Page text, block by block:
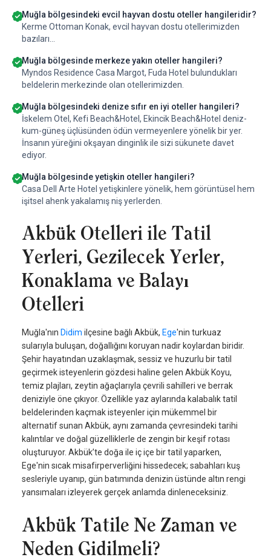
Muğla bölgesindeki evcil hayvan dostu oteller hangileridir?
Kerme Ottoman Konak, evcil hayvan dostu otellerimizden
bazıları...
Muğla bölgesinde merkeze yakın oteller hangileri?
Myndos Residence Casa Margot, Fuda Hotel bulundukları
beldelerin merkezinde olan otellerimizden.
Muğla bölgesindeki denize sıfır en iyi oteller hangileri?
İskelem Otel, Kefi Beach&Hotel, Ekincik Beach&Hotel deniz-
kum-güneş üçlüsünden ödün vermeyenlere yönelik bir yer.
İnsanın yüreğini okşayan dinginlik ile sizi sükunete davet
ediyor.
Muğla bölgesinde yetişkin oteller hangileri?
Casa Dell Arte Hotel yetişkinlere yönelik, hem görüntüsel hem
işitsel ahenk yakalamış niş yerlerden.
Akbük Otelleri ile Tatil
Yerleri, Gezilecek Yerler,
Konaklama ve Balayı
Otelleri
Muğla'nın Didim ilçesine bağlı Akbük, Ege'nin turkuaz
sularıyla buluşan, doğallığını koruyan nadir koylardan biridir.
Şehir hayatından uzaklaşmak, sessiz ve huzurlu bir tatil
geçirmek isteyenlerin gözdesi haline gelen Akbük Koyu,
temiz plajları, zeytin ağaçlarıyla çevrili sahilleri ve berrak
deniziyle öne çıkıyor. Özellikle yaz aylarında kalabalık tatil
beldelerinden kaçmak isteyenler için mükemmel bir
alternatif sunan Akbük, aynı zamanda çevresindeki tarihi
kalıntılar ve doğal güzelliklerle de zengin bir keşif rotası
oluşturuyor. Akbük’te doğa ile iç içe bir tatil yaparken,
Ege'nin sıcak misafirperverliğini hissedecek; sabahları kuş
sesleriyle uyanıp, gün batımında denizin üstünde altın rengi
yansımaları izleyerek gerçek anlamda dinleneceksiniz.
Akbük Tatile Ne Zaman ve
Neden Gidilmeli?